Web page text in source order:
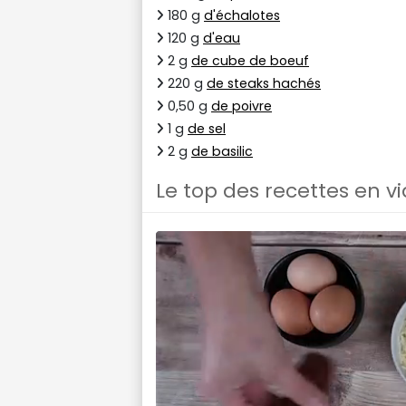
180 g d'échalotes
120 g d'eau
2 g de cube de boeuf
220 g de steaks hachés
0,50 g de poivre
1 g de sel
2 g de basilic
Le top des recettes en